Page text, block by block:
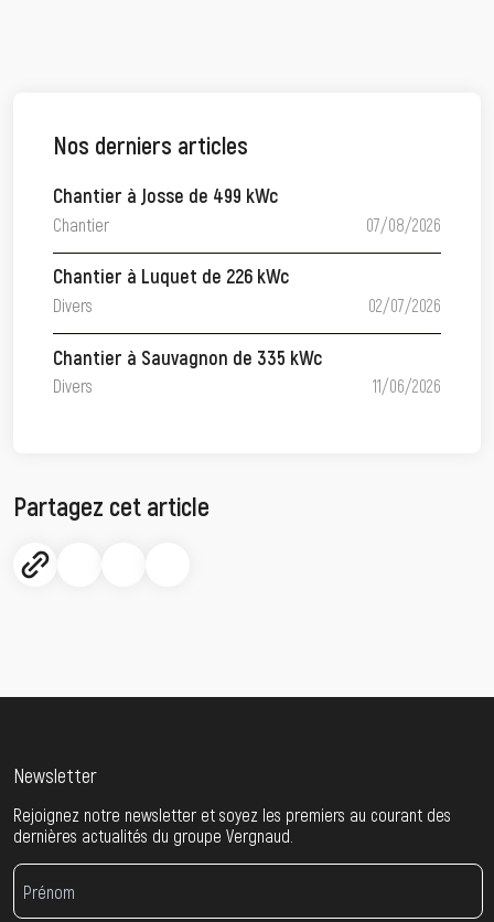
Nos derniers articles
Chantier à Josse de 499 kWc
Chantier 07/08/2026
Chantier à Luquet de 226 kWc
Divers 02/07/2026
Chantier à Sauvagnon de 335 kWc
Divers 11/06/2026
Partagez cet article
Newsletter
Rejoignez notre newsletter et soyez les premiers au courant des
dernières actualités du groupe Vergnaud.